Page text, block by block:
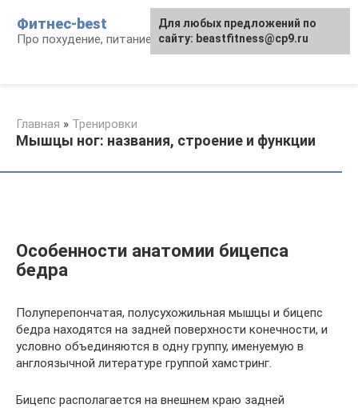
контенту
Фитнес-best
Про похудение, питание и фитнес
Главная » Тренировки
Мышцы ног: названия, строение и функции
Особенности анатомии бицепса
бедра
Полуперепончатая, полусухожильная мышцы и бицепс
бедра находятся на задней поверхности конечности, и
условно объединяются в одну группу, именуемую в
англоязычной литературе группой хамстринг.
Бицепс располагается на внешнем краю задней
Для любых предложений по
сайту: beastfitness@cp9.ru